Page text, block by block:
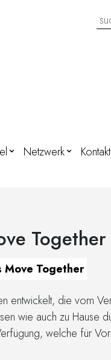
Netzwerk Kontakt
Together
Move Together
entwickelt, die vom
wie auch zu Hause
welche für